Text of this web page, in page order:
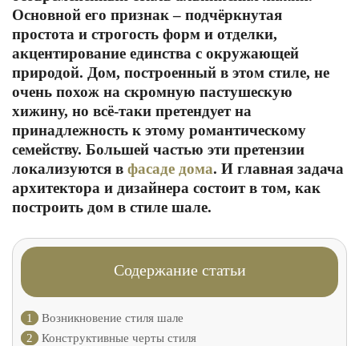
Основной его признак – подчёркнутая
простота и строгость форм и отделки,
акцентирование единства с окружающей
природой. Дом, построенный в этом стиле, не
очень похож на скромную пастушескую
хижину, но всё-таки претендует на
принадлежность к этому романтическому
семейству. Большей частью эти претензии
локализуются в фасаде дома. И главная задача
архитектора и дизайнера состоит в том, как
построить дом в стиле шале.
Содержание статьи
1
Возникновение стиля шале
2
Конструктивные черты стиля